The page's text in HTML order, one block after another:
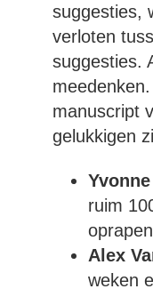
suggesties,
verloten
suggesties.
manuscript
gelukkigen
ruim
oprapen
Alex
weken